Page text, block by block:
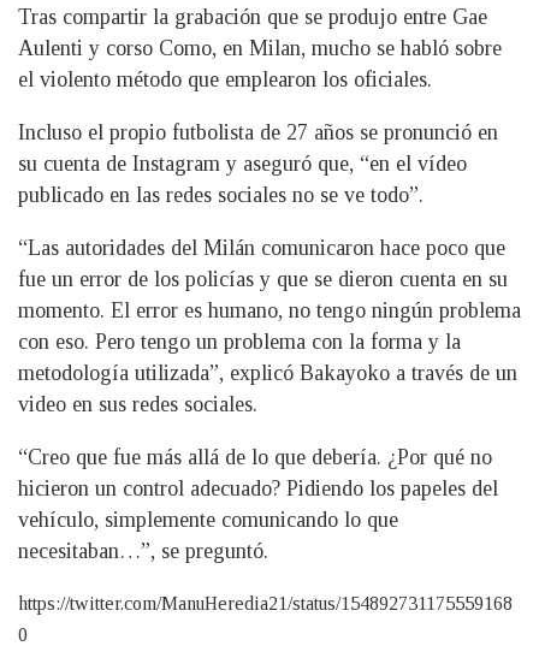
Tras compartir la grabación que se produjo entre Gae
Aulenti y corso Como, en Milan, mucho se habló sobre
el violento método que emplearon los oficiales.
Incluso el propio futbolista de 27 años se pronunció en
su cuenta de Instagram y aseguró que, “en el vídeo
publicado en las redes sociales no se ve todo”.
“Las autoridades del Milán comunicaron hace poco que
fue un error de los policías y que se dieron cuenta en su
momento. El error es humano, no tengo ningún problema
con eso. Pero tengo un problema con la forma y la
metodología utilizada”, explicó Bakayoko a través de un
video en sus redes sociales.
“Creo que fue más allá de lo que debería. ¿Por qué no
hicieron un control adecuado? Pidiendo los papeles del
vehículo, simplemente comunicando lo que
necesitaban…”, se preguntó.
https://twitter.com/ManuHeredia21/status/154892731175559168
0